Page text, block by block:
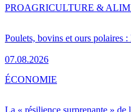
Poulets, bovins et ours polaires
07.08.2026
PROAGRICULTURE &
ÉCONOMIE